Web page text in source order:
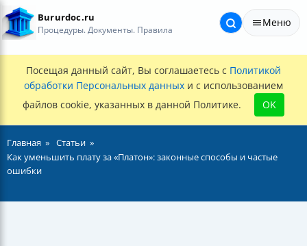
Bururdoc.ru
Процедуры. Документы. Правила
Меню
Посещая данный сайт, Вы соглашаетесь с Политикой
обработки Персональных данных и с использованием
файлов cookie, указанных в данной Политике.
OK
Главная
Статьи
Как уменьшить плату за «Платон»: законные способы и частые
ошибки